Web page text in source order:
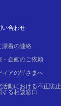
い合わせ
漂着の連絡
・企画のご依頼
ィアの皆さまへ
活動における不正防止
する相談窓口